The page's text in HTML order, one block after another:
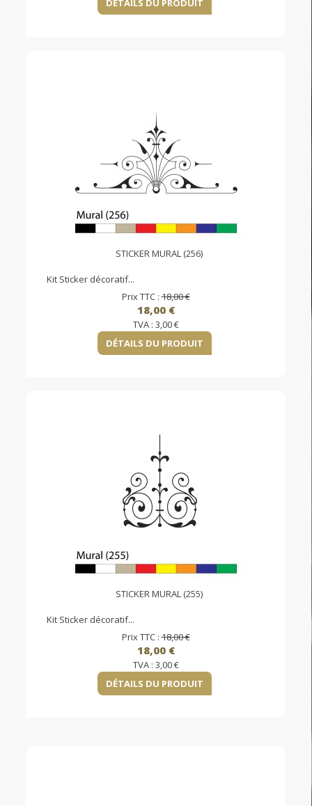
DÉTAILS DU PRODUIT
STICKER MURAL (256)
Kit Sticker décoratif...
Prix TTC :18,00 €
18,00 €
TVA : 3,00 €
DÉTAILS DU PRODUIT
STICKER MURAL (255)
Kit Sticker décoratif...
Prix TTC :18,00 €
18,00 €
TVA : 3,00 €
DÉTAILS DU PRODUIT